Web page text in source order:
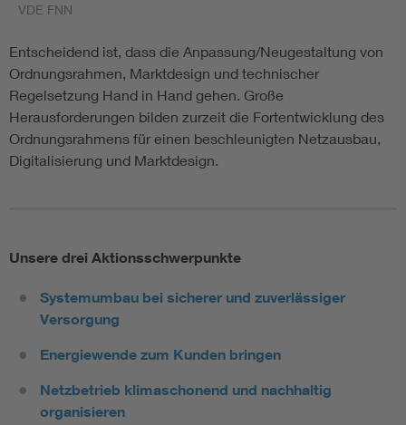
VDE FNN
Entscheidend ist, dass die Anpassung/Neugestaltung von
Ordnungsrahmen, Marktdesign und technischer
Regelsetzung Hand in Hand gehen. Große
Herausforderungen bilden zurzeit die Fortentwicklung des
Ordnungsrahmens für einen beschleunigten Netzausbau,
Digitalisierung und Marktdesign.
Unsere drei Aktionsschwerpunkte
Systemumbau bei sicherer und zuverlässiger
Versorgung
Energiewende zum Kunden bringen
Netzbetrieb klimaschonend und nachhaltig
organisieren